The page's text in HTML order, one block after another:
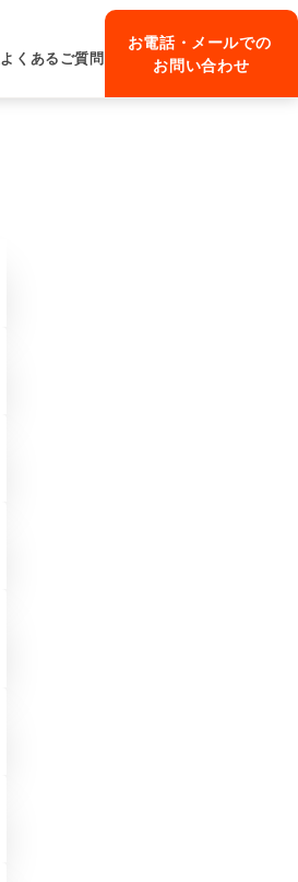
よくあるご質問
お電話・メールでの
お問い合わせ